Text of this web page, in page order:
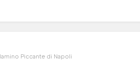
Piccante di Napoli